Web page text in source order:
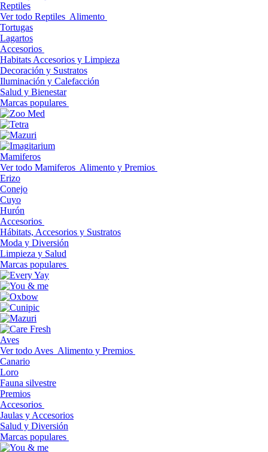
Reptiles
Ver todo Reptiles Alimento
Tortugas
Lagartos
Accesorios
Habitats Accesorios y Limpieza
Decoración y Sustratos
Iluminación y Calefacción
Salud y Bienestar
Marcas populares
Mamiferos
Ver todo Mamiferos Alimento y Premios
Erizo
Conejo
Cuyo
Hurón
Accesorios
Hábitats, Accesorios y Sustratos
Moda y Diversión
Limpieza y Salud
Marcas populares
Aves
Ver todo Aves Alimento y Premios
Canario
Loro
Fauna silvestre
Premios
Accesorios
Jaulas y Accesorios
Salud y Diversión
Marcas populares